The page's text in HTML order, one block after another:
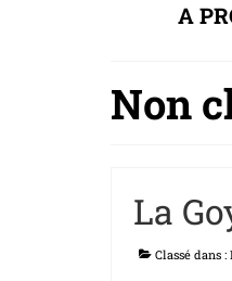
A
Non
La
Classé dans :